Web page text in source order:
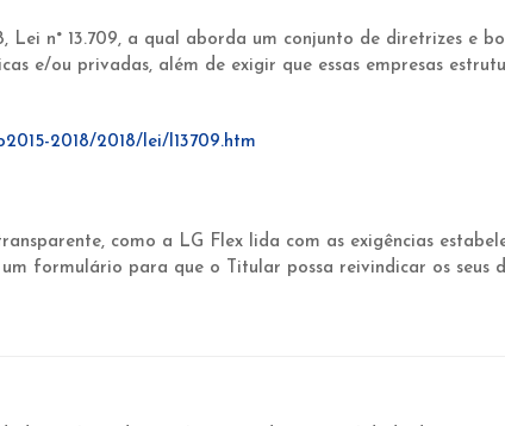
n° 13.709, a qual aborda um conjunto de diretrizes e
e/ou privadas, além de exigir que essas empresas
2018/2018/lei/l13709.htm
como a LG Flex lida com as exigências
formulário para que o Titular possa reivindicar os seus